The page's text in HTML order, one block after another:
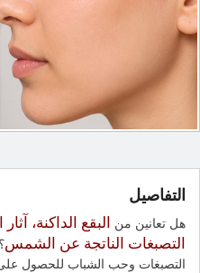
التفاصيل
هل تعانين من البقع الداكنة،
التصبغات الناتجة عن الشمس
التصبغات وحب الشباب للحصول